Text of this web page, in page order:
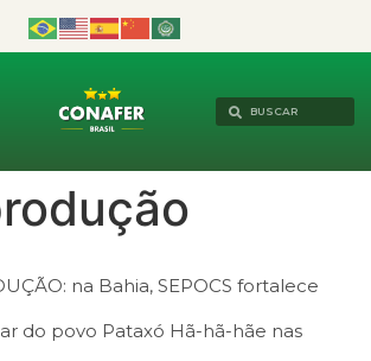
na Bahia, SEPOCS fortalece
do povo Pataxó Hã-hã-hãe nas